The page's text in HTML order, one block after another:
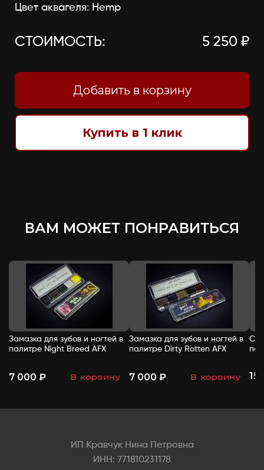
Цвет аквагеля: Hemp
СТОИМОСТЬ: 5 250 ₽
Добавить в корзину
Купить в 1 клик
ВАМ МОЖЕТ ПОНРАВИТЬСЯ
Замазка для зубов и ногтей в
палитре Night Breed AFX
7 000 ₽ В корзину
- +
Замазка для зубов и ногтей в
палитре Dirty Rotten AFX
7 000 ₽ В корзину
- + 15
ИП Кравчук Нина Петровна
ИНН: 771810231178